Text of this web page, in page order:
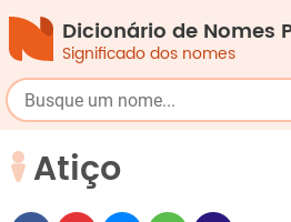
Dicionário de Nomes
Significado dos nomes
Atiço